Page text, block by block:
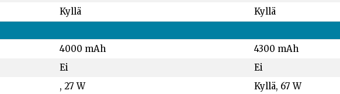
Kyllä Kyllä
4000 mAh 4300 mAh
Ei Ei
, 27 W Kyllä, 67 W